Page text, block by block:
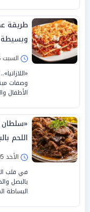
طريقة
وبسيطة
السبت 18/أبريل/2026 - 06:06 م
وصفات
الأطفال
«سلطان
اللحم
الأحد 05/أبريل/2026 - 12:57 م
في قلب
بالبصل
البساطة